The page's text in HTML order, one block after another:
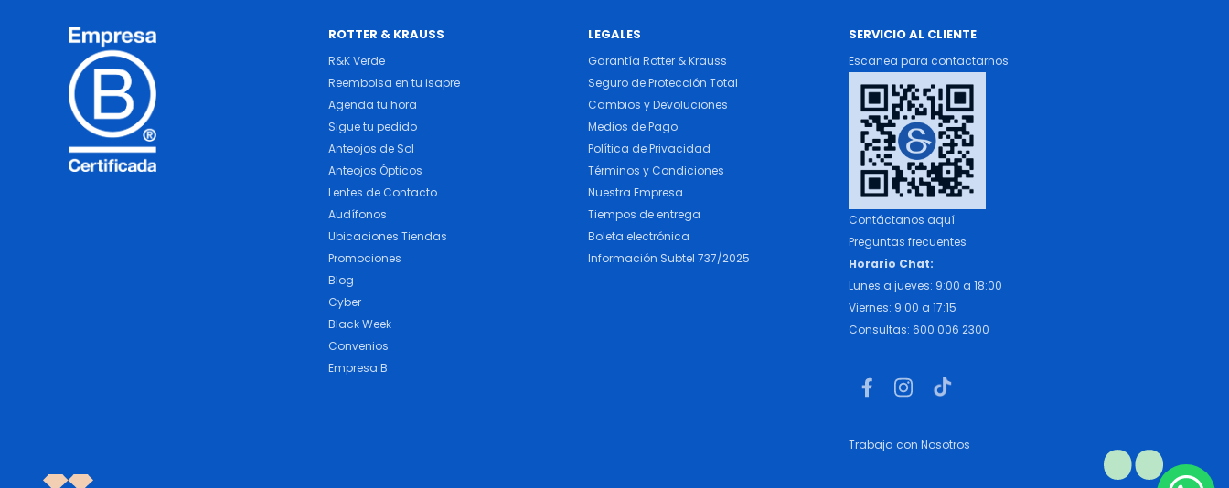
ROTTER & KRAUSS
R&K Verde
Reembolsa en tu isapre
Agenda tu hora
Sigue tu pedido
Anteojos de Sol
Anteojos Ópticos
Lentes de Contacto
Audífonos
Ubicaciones Tiendas
Promociones
Blog
Cyber
Black Week
Convenios
Empresa B
LEGALES
Garantía Rotter & Krauss
Seguro de Protección Total
Cambios y Devoluciones
Medios de Pago
Política de Privacidad
Términos y Condiciones
Nuestra Empresa
Tiempos de entrega
Boleta electrónica
Información Subtel 737/2025
SERVICIO AL CLIENTE
Escanea para contactarnos
Contáctanos aquí
Preguntas frecuentes
Horario Chat:
Lunes a jueves: 9:00 a 18:00
Viernes: 9:00 a 17:15
Consultas: 600 006 2300
Trabaja con Nosotros